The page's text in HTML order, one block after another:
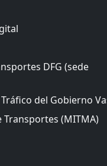
DFG (sede
del Gobierno
(MITMA)